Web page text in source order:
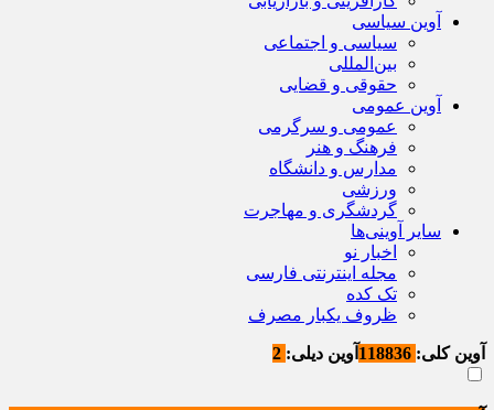
آوین سیاسی
سیاسی و اجتماعی
بین‌المللی
حقوقی و قضایی
آوین عمومی
عمومی و سرگرمی
فرهنگ و هنر
مدارس و دانشگاه
ورزشی
گردشگری و مهاجرت
سایر آوینی‌ها
اخبار نو
مجله اینترنتی فارسی
تک کده
ظروف یکبار مصرف
آوین کلی: آوین دیلی: